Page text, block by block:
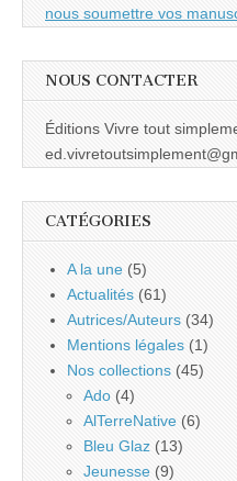
nous soumettre vos
NOUS CONTACTER
Éditions Vivre tout
CATÉGORIES
A la une (5)
Actualités (61)
Autrices/Auteurs (34)
Mentions légales (1)
Nos collections (45)
Ado (4)
AlTerreNative (6)
Bleu Glaz (13)
Jeunesse (9)